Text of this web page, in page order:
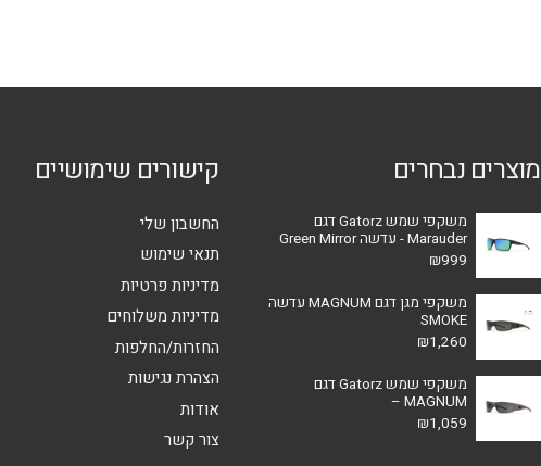
מוצרים נבחרים
משקפי שמש Gatorz דגם
Marauder - עדשה Green Mirror
₪999
משקפי מגן דגם MAGNUM עדשה
SMOKE
₪1,260
משקפי שמש Gatorz דגם
MAGNUM –
₪1,059
קישורים שימושיים
החשבון שלי
תנאי שימוש
מדיניות פרטיות
מדיניות משלוחים
החזרות/החלפות
הצהרת נגישות
אודות
צור קשר